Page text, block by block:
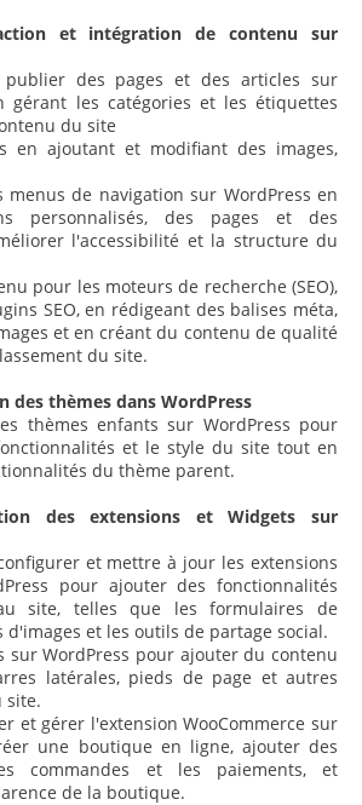
et intégration de contenu sur
des pages et des articles sur
gérant les catégories et les étiquettes
du site
en ajoutant et modifiant des images,
de navigation sur WordPress en
personnalisés, des pages et des
l'accessibilité et la structure du
pour les moteurs de recherche (SEO),
SEO, en rédigeant des balises méta,
et en créant du contenu de qualité
du site.
des thèmes dans WordPress
thèmes enfants sur WordPress pour
et le style du site tout en
du thème parent.
des extensions et Widgets sur
et mettre à jour les extensions
pour ajouter des fonctionnalités
site, telles que les formulaires de
d'images et les outils de partage social.
sur WordPress pour ajouter du contenu
latérales, pieds de page et autres
site.
et gérer l'extension WooCommerce sur
une boutique en ligne, ajouter des
commandes et les paiements, et
de la boutique.